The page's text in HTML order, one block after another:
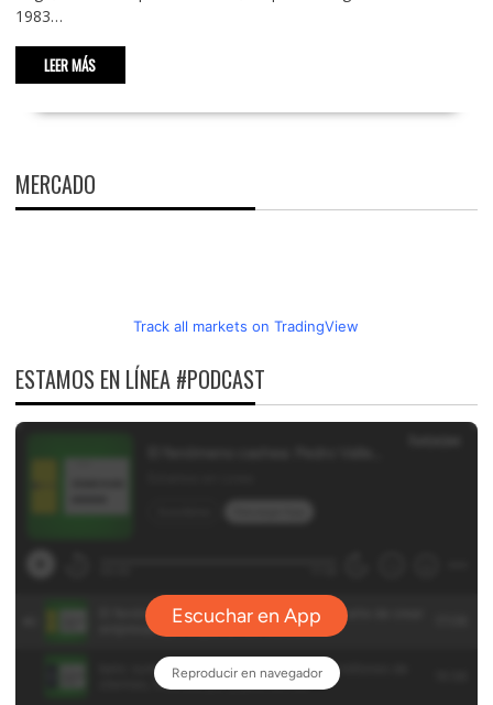
1983…
LEER MÁS
MERCADO
Track all markets on TradingView
ESTAMOS EN LÍNEA #PODCAST